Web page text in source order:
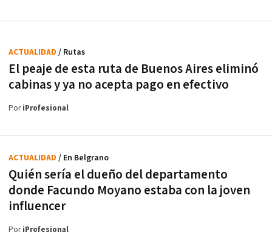
El peaje de esta ruta de Buenos Aires eliminó
cabinas y ya no acepta pago en efectivo
ACTUALIDAD / Rutas
PoriProfesional
Quién sería el dueño del departamento
donde Facundo Moyano estaba con la joven
influencer
ACTUALIDAD / En Belgrano
PoriProfesional